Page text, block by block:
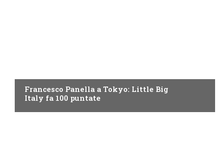
Francesco Panella a Tokyo: Little Big
Italy fa 100 puntate